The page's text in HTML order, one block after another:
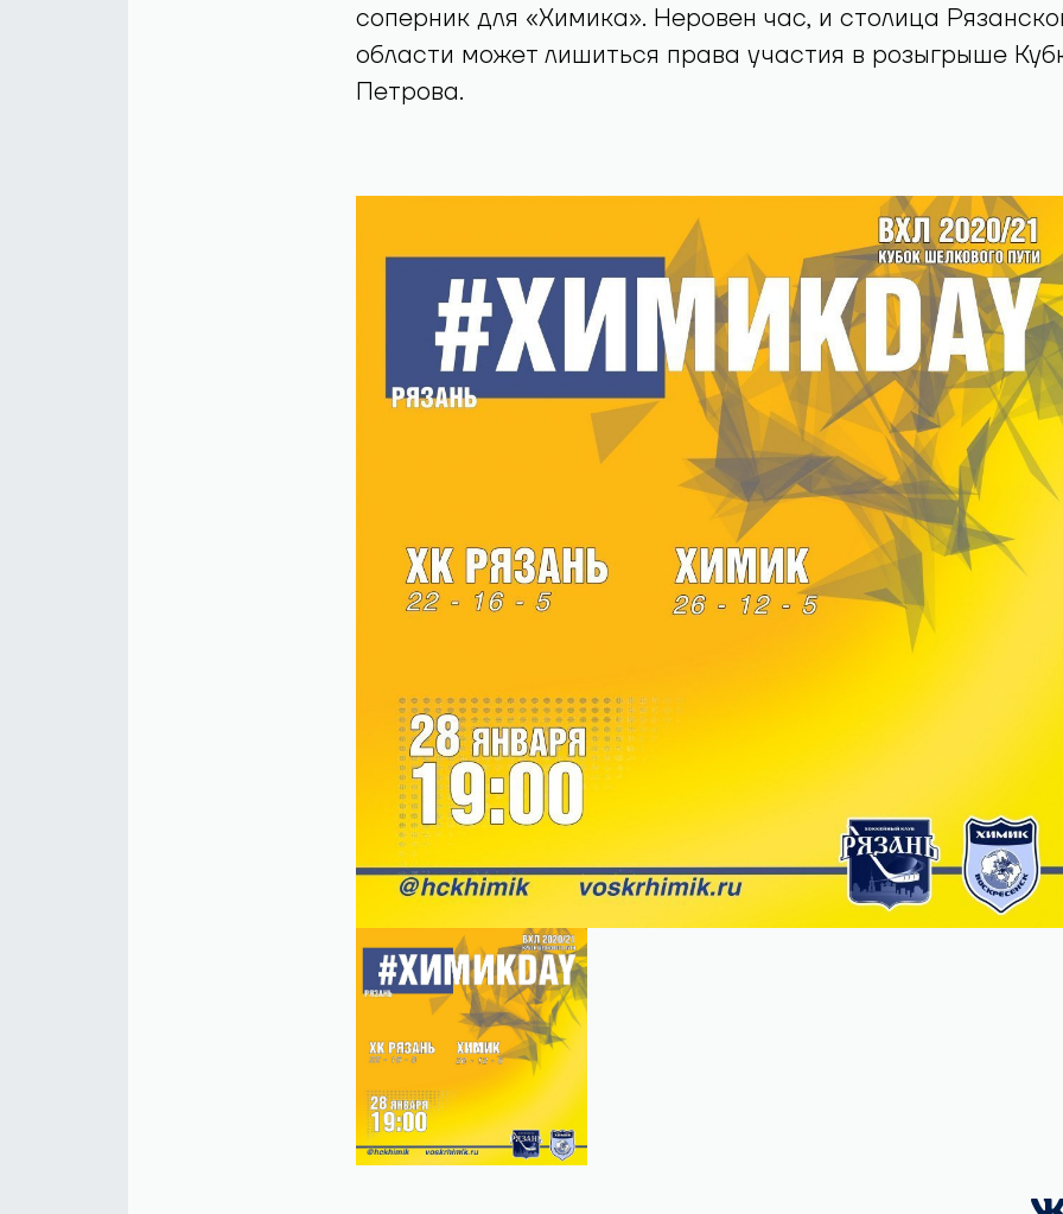
соперник для «Химика». Неровен час, и столица
области может лишиться права участия в розыгрыше
Петрова.